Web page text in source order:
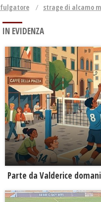
fulgatore strage di alcamo
IN EVIDENZA
Parte da Valderice